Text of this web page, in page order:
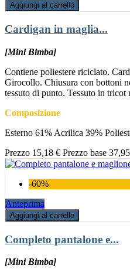
Aggiungi al carrello
Cardigan in maglia...
[Mini Bimba]
Contiene poliestere riciclato.
Girocollo. Chiusura con bottoni
tessuto di punto. Tessuto in tricot
Composizione
Esterno 61% Acrilica 39%
Prezzo 15,18 € Prezzo base
-60%
Anteprima
Aggiungi al carrello
Completo pantalone e...
[Mini Bimba]